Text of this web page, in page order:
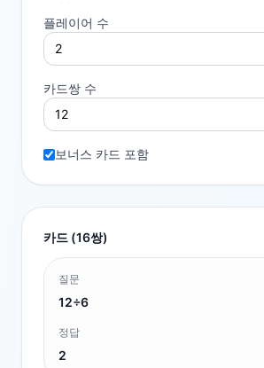
플레이어 수
카드쌍 수
보너스 카드 포함
카드 (16쌍)
질문
12÷6
정답
2